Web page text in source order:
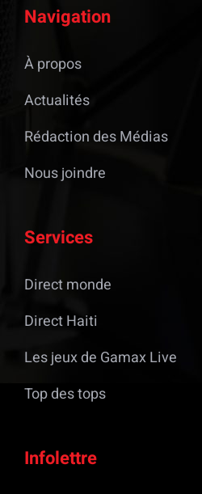
Navigation
À propos
Actualités
Rédaction des Médias
Nous joindre
Services
Direct monde
Direct Haiti
Les jeux de Gamax Live
Top des tops
Infolettre